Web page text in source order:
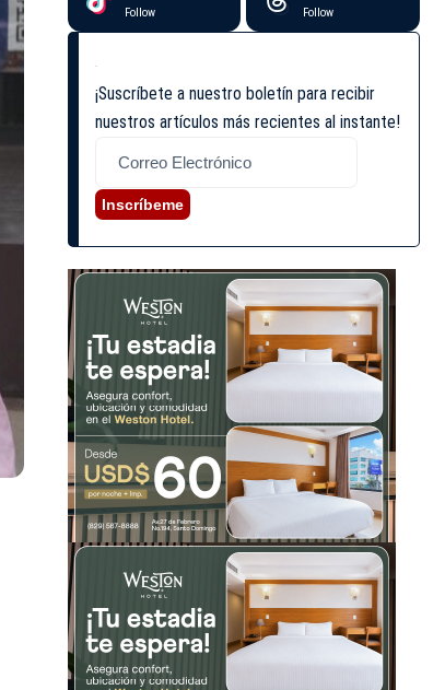
Follow Follow
¡Suscríbete a nuestro boletín para recibir
nuestros artículos más recientes al instante!
Inscríbeme